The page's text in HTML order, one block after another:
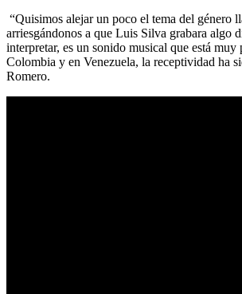
“Quisimos alejar un poco el tema del género
arriesgándonos a que Luis Silva grabara algo
interpretar, es un sonido musical que está muy
Colombia y en Venezuela, la receptividad ha
Romero.